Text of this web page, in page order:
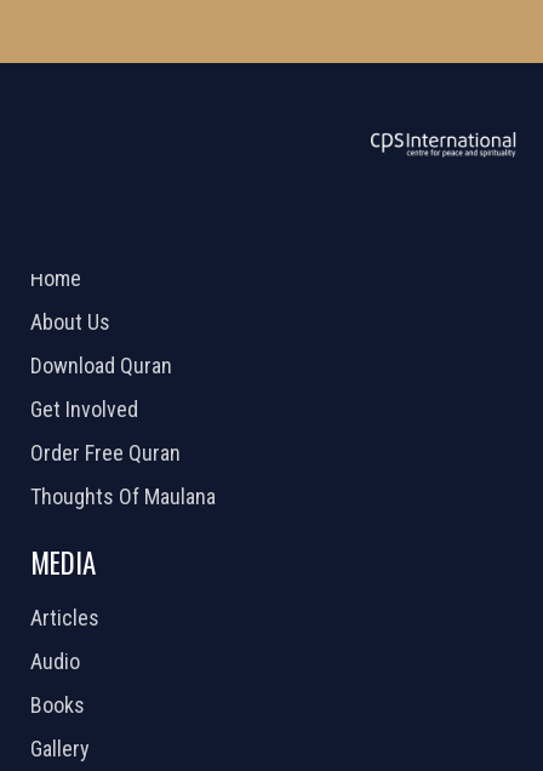
Home
About Us
Download Quran
Get Involved
Order Free Quran
Thoughts Of Maulana
MEDIA
Articles
Audio
Books
Gallery